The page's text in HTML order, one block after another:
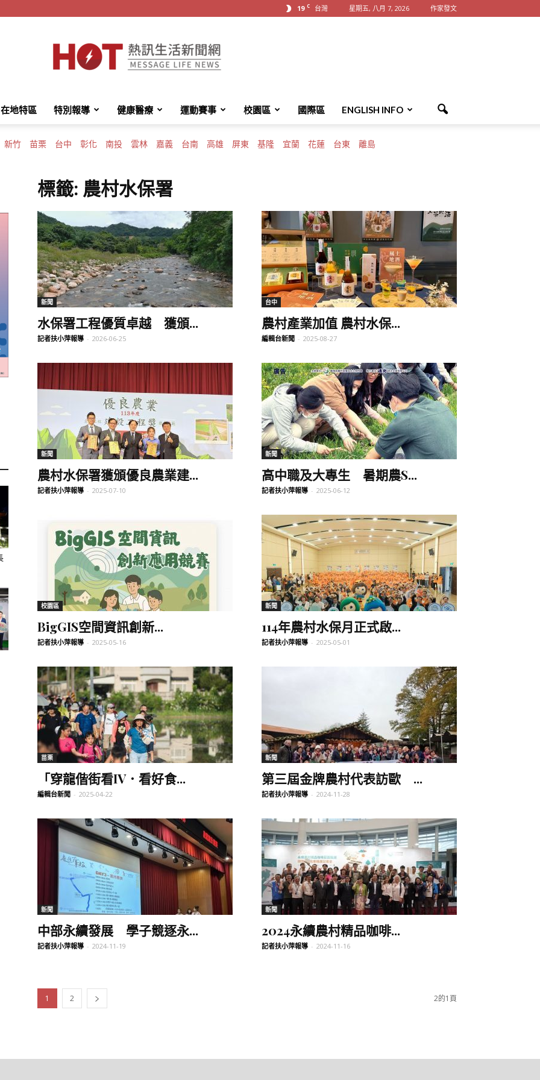
19 C 台灣 星期五, 八月 7, 2026 作家發文
HotMessage
熱
訊
活
聞
在地特區 特別報導 健康醫療 運動賽事 校園區 國際區 ENGLISH INFO
新竹 苗栗 台中 彰化 南投 雲林 嘉義 台南 高雄 屏東 基隆 宜蘭 花蓮 台東 離島
標籤: 農村水保署
新聞
水保署工程優質卓越 獲頒...
記者扶小萍報導 - 2026-06-25
台中
農村產業加值 農村水保...
編輯台新聞 - 2025-08-27
新聞
農村水保署獲頒優良農業建...
記者扶小萍報導 - 2025-07-10
新聞
高中職及大專生 暑期農S...
記者扶小萍報導 - 2025-06-12
校園區
BigGIS空間資訊創新...
記者扶小萍報導 - 2025-05-16
新聞
114年農村水保月正式啟...
記者扶小萍報導 - 2025-05-01
苗栗
「穿龍偕街看IV．看好食...
編輯台新聞 - 2025-04-22
新聞
第三屆金牌農村代表訪歐 ...
記者扶小萍報導 - 2024-11-28
新聞
中部永續發展 學子競逐永...
記者扶小萍報導 - 2024-11-19
新聞
2024永續農村精品咖啡...
記者扶小萍報導 - 2024-11-16
1 2 2的1頁